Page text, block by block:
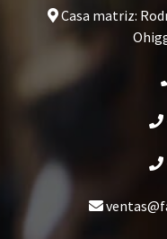
Casa matriz: